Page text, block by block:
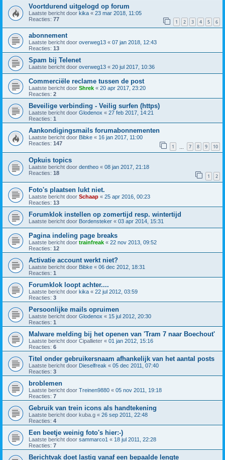
Voortdurend uitgelogd op forum
Laatste bericht door kika « 23 mar 2018, 11:05
Reacties: 77 1 2 3 4 5 6
abonnement
Laatste bericht door overweg13 « 07 jan 2018, 12:43
Reacties: 13
Spam bij Telenet
Laatste bericht door overweg13 « 20 jul 2017, 10:36
Commerciële reclame tussen de post
Laatste bericht door Shrek « 20 apr 2017, 23:20
Reacties: 2
Beveilige verbinding - Veilig surfen (https)
Laatste bericht door Glodenox « 27 feb 2017, 14:21
Reacties: 1
Aankondigingsmails forumabonnementen
Laatste bericht door Bibke « 16 jan 2017, 11:00
Reacties: 147 1 7 8 9 10
Opkuis topics
Laatste bericht door dentheo « 08 jan 2017, 21:18
Reacties: 18 1 2
Foto's plaatsen lukt niet.
Laatste bericht door Schaap « 25 apr 2016, 00:23
Reacties: 13
Forumklok instellen op zomertijd resp. wintertijd
Laatste bericht door Bordensteker « 03 apr 2014, 15:31
Pagina indeling page breaks
Laatste bericht door trainfreak « 22 nov 2013, 09:52
Reacties: 12
Activatie account werkt niet?
Laatste bericht door Bibke « 06 dec 2012, 18:31
Reacties: 1
Forumklok loopt achter....
Laatste bericht door kika « 22 jul 2012, 03:59
Reacties: 3
Persoonlijke mails opruimen
Laatste bericht door Glodenox « 15 jul 2012, 20:30
Reacties: 1
Malware melding bij het openen van 'Tram 7 naar Boechout'
Laatste bericht door Cipallieter « 01 jan 2012, 15:16
Reacties: 6
Titel onder gebruikersnaam afhankelijk van het aantal posts
Laatste bericht door Dieselfreak « 05 dec 2011, 07:40
Reacties: 3
broblemen
Laatste bericht door Treinen9880 « 05 nov 2011, 19:18
Reacties: 7
Gebruik van trein icons als handtekening
Laatste bericht door kuba.g « 26 sep 2011, 22:48
Reacties: 4
Een beetje weinig foto's hier:-)
Laatste bericht door sammarco1 « 18 jul 2011, 22:28
Reacties: 7
Berichtvak doet lastig vanaf een bepaalde lengte